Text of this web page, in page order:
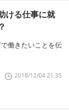
ける仕事に就
働きたいことを伝
2018/12/04 21:35